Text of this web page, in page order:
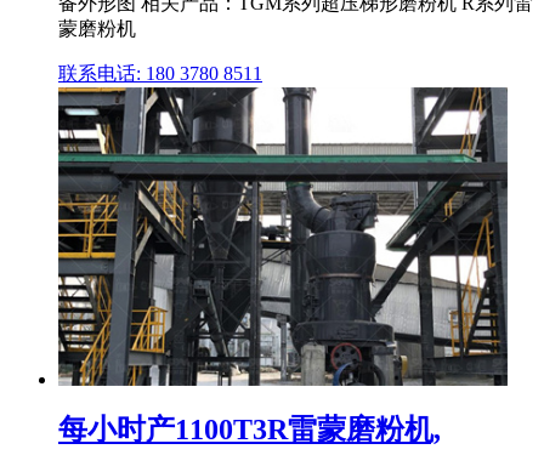
蒙磨粉机
联系电话: 180 3780 8511
每小时产1100T3R雷蒙磨粉机,